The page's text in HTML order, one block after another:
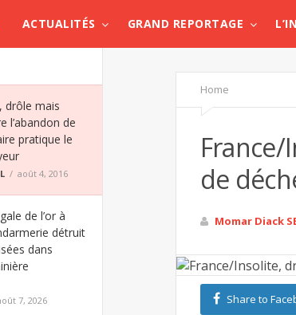
ACTUALITÉS GRAND REPORTAGE
drôle mais
l’abandon de
pratique le
août 4, 2016
de l’or à
détruit
dans
7, 2026
Home
France/
de
Momar Diack
Share to